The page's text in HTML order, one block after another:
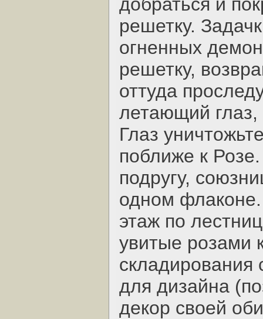
решетку.
огненных
решетку,
оттуда
летающий
Глаз
поближе к
подругу,
одном
этаж по
увитые розами
складирования
для дизайна
декор своей